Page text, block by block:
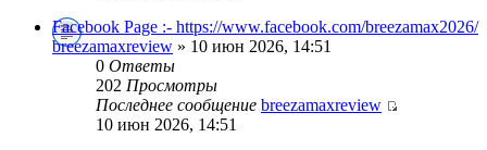
Facebook Page :- https://www.facebook.com/breezamax2026/
breezamaxreview » 10 июн 2026, 14:51
0 Ответы
202 Просмотры
Последнее сообщение breezamaxreview
10 июн 2026, 14:51